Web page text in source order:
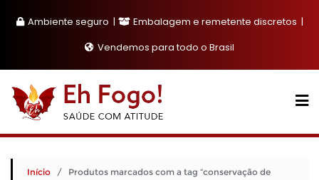
Ambiente seguro
Embalagem e remetente discretos
Vendemos para todo o Brasil
Início / Produtos marcados com a tag “conservação de